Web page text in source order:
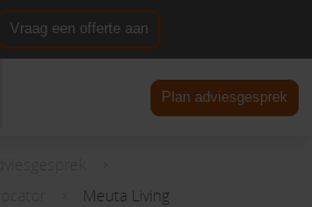
Vraag een offerte aan
DE
Plan adviesgesprek
Meuta Living